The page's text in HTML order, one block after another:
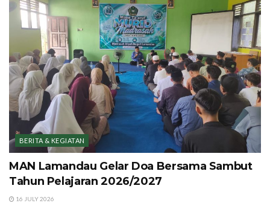
BERITA & KEGIATAN
MAN Lamandau Gelar Doa Bersama Sambut
Tahun Pelajaran 2026/2027
16 JULY 2026